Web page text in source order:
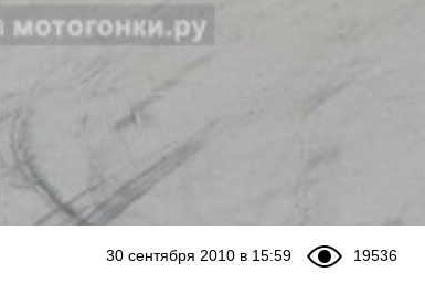
19536
30 сентября 2010 в 15:59